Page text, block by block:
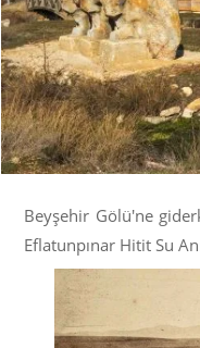
Beyşehir Gölü'ne
Eflatunpınar Hitit Su